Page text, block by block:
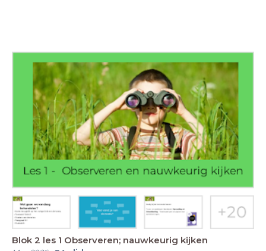
Blok 2 les 1 Observeren; nauwkeurig kijken